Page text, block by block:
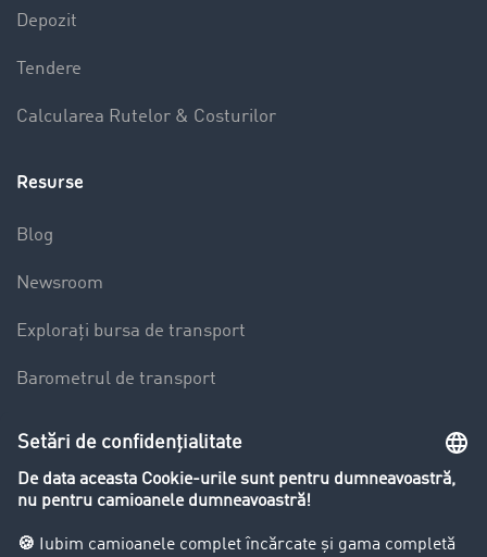
Depozit
Tendere
Calcularea Rutelor & Costurilor
Resurse
Blog
Newsroom
Explorați bursa de transport
Barometrul de transport
Restricții de circulație pentru autocamioane
Firma